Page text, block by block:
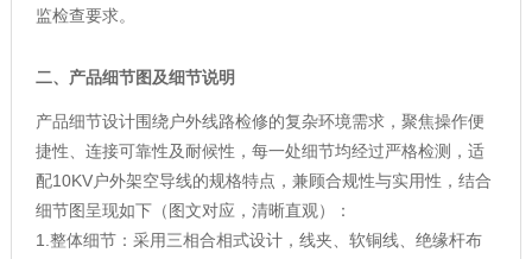
监检查要求。
二、产品细节图及细节说明
产品细节设计围绕户外线路检修的复杂环境需求，聚焦操作便
捷性、连接可靠性及耐候性，每一处细节均经过严格检测，适
配10KV户外架空导线的规格特点，兼顾合规性与实用性，结合
细节图呈现如下（图文对应，清晰直观）：
1.整体细节：采用三相合相式设计，线夹、软铜线、绝缘杆布